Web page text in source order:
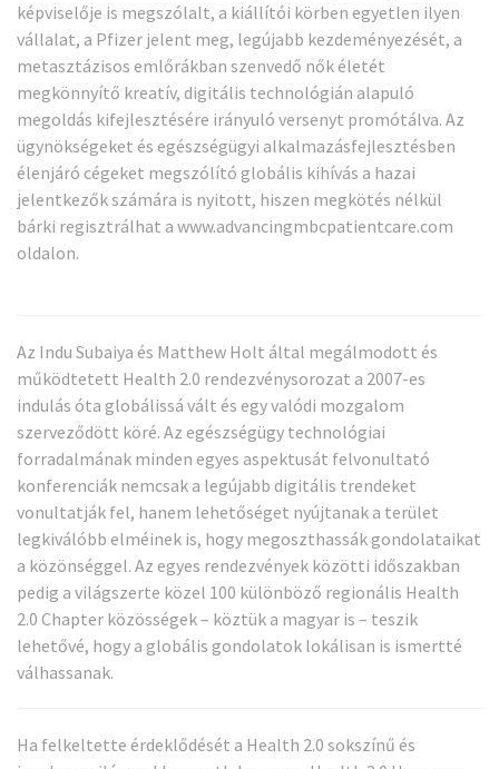
képviselője is megszólalt, a kiállítói körben egyetlen ilyen
vállalat, a Pfizer jelent meg, legújabb kezdeményezését, a
metasztázisos emlőrákban szenvedő nők életét
megkönnyítő kreatív, digitális technológián alapuló
megoldás kifejlesztésére irányuló versenyt promótálva. Az
ügynökségeket és egészségügyi alkalmazásfejlesztésben
élenjáró cégeket megszólító globális kihívás a hazai
jelentkezők számára is nyitott, hiszen megkötés nélkül
bárki regisztrálhat a www.advancingmbcpatientcare.com
oldalon.
Az Indu Subaiya és Matthew Holt által megálmodott és
működtetett Health 2.0 rendezvénysorozat a 2007-es
indulás óta globálissá vált és egy valódi mozgalom
szerveződött köré. Az egészségügy technológiai
forradalmának minden egyes aspektusát felvonultató
konferenciák nemcsak a legújabb digitális trendeket
vonultatják fel, hanem lehetőséget nyújtanak a terület
legkiválóbb elméinek is, hogy megoszthassák gondolataikat
a közönséggel. Az egyes rendezvények közötti időszakban
pedig a világszerte közel 100 különböző regionális Health
2.0 Chapter közösségek – köztük a magyar is – teszik
lehetővé, hogy a globális gondolatok lokálisan is ismertté
válhassanak.
Ha felkeltette érdeklődését a Health 2.0 sokszínű és